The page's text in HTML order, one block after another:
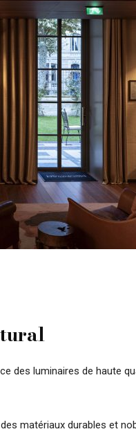
des luminaires de haute
matériaux durables et